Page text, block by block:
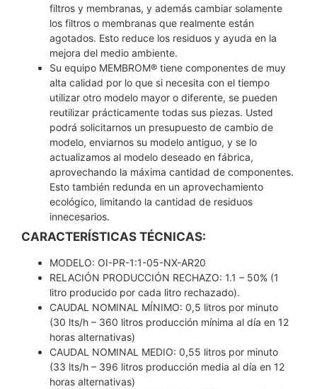
filtros y membranas, y además cambiar solamente
los filtros o membranas que realmente están
agotados. Esto reduce los residuos y ayuda en la
mejora del medio ambiente.
Su equipo MEMBROM® tiene componentes de muy
alta calidad por lo que si necesita con el tiempo
utilizar otro modelo mayor o diferente, se pueden
reutilizar prácticamente todas sus piezas. Usted
podrá solicitarnos un presupuesto de cambio de
modelo, enviarnos su modelo antiguo, y se lo
actualizamos al modelo deseado en fábrica,
aprovechando la máxima cantidad de componentes.
Esto también redunda en un aprovechamiento
ecológico, limitando la cantidad de residuos
innecesarios.
CARACTERÍSTICAS TÉCNICAS:
MODELO: OI-PR-1:1-05-NX-AR20
RELACIÓN PRODUCCIÓN RECHAZO: 1.1 – 50% (1
litro producido por cada litro rechazado).
CAUDAL NOMINAL MÍNIMO: 0,5 litros por minuto
(30 lts/h – 360 litros producción mínima al día en 12
horas alternativas)
CAUDAL NOMINAL MEDIO: 0,55 litros por minuto
(33 lts/h – 396 litros producción media al día en 12
horas alternativas)